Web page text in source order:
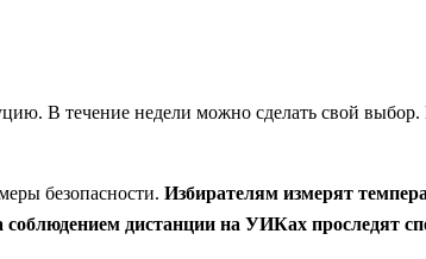
В течение недели можно сделать свой
безопасности. Избирателям измерят
дистанции на УИКах проследят